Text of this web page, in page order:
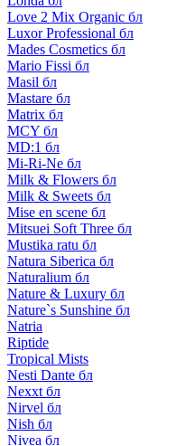
Love 2 Mix Organic бл
Luxor Professional бл
Mades Cosmetics бл
Mario Fissi бл
Masil бл
Mastare бл
Matrix бл
MCY бл
MD:1 бл
Mi-Ri-Ne бл
Milk & Flowers бл
Milk & Sweets бл
Mise en scene бл
Mitsuei Soft Three бл
Mustika ratu бл
Natura Siberica бл
Naturalium бл
Nature & Luxury бл
Nature`s Sunshine бл
Natria
Riptide
Tropical Mists
Nesti Dante бл
Nexxt бл
Nirvel бл
Nish бл
Nivea бл